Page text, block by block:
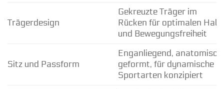
Trägerdesign
Gekreuzte Träger im
Rücken für optimalen Halt
und Bewegungsfreiheit
Sitz und Passform
Enganliegend, anatomisch
geformt, für dynamische
Sportarten konzipiert